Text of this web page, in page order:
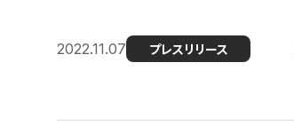
2022.11.07 プレスリリース